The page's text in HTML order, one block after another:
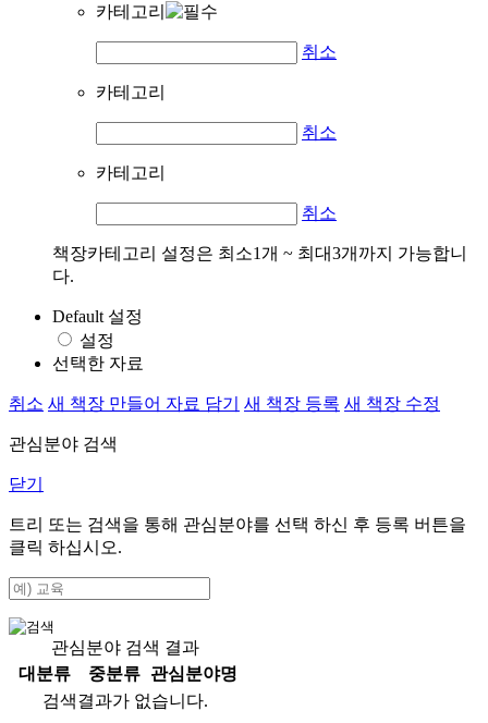
카테고리
취소
카테고리
취소
카테고리
취소
책장카테고리 설정은 최소1개 ~ 최대3개까지 가능합니
다.
Default 설정
설정
선택한 자료
취소 새 책장 만들어 자료 담기 새 책장 등록 새 책장 수정
관심분야 검색
닫기
트리 또는 검색을 통해 관심분야를 선택 하신 후 등록 버튼을
클릭 하십시오.
관심분야 검색 결과
대분류
중분류
관심분야명
검색결과가 없습니다.